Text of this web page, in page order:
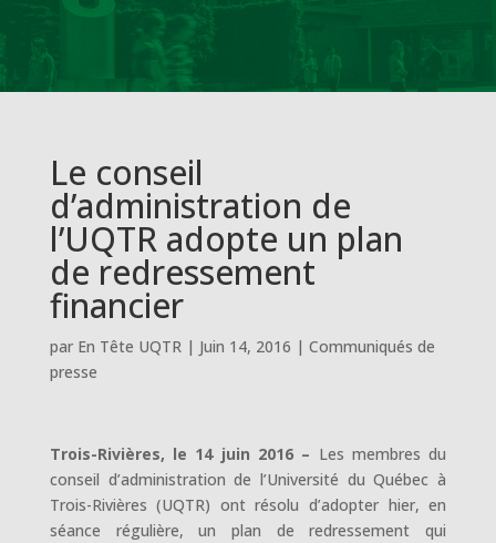
Le conseil
d’administration de
l’UQTR adopte un plan
de redressement
financier
par En Tête UQTR| Juin 14, 2016 | Communiqués de
presse
Trois-Rivières, le 14 juin 2016 – Les membres du
conseil d’administration de l’Université du Québec à
Trois-Rivières (UQTR) ont résolu d’adopter hier, en
séance régulière, un plan de redressement qui